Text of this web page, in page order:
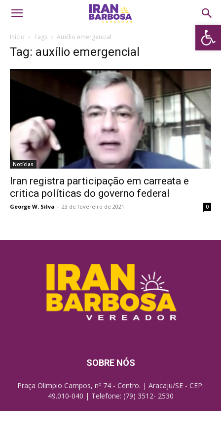
Abrir
Início Tags Auxílio emergencial
Tag: auxílio emergencial
Notícias
Iran registra participação em carreata e
critica políticas do governo federal
George W. Silva - 23 de fevereiro de 2021 0
SOBRE NÓS
Praça Olimpio Campos, nº 74 - Centro. | Aracaju/SE - CEP:
49.010-040 | Telefone: (79) 3512- 2530